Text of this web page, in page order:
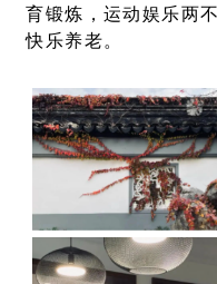
育锻炼，运动娱乐两
快乐养老。